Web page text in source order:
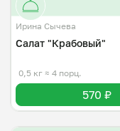
Ирина Сычева
Салат "Крабовый"
0,5 кг≈ 4 порц.
570 ₽